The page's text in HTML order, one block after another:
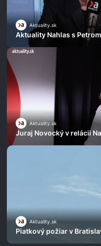
Aktuality.sk
Aktuality Nahlas s
Aktuality.sk
Juraj Novocký v relácii
Aktuality.sk
Piatkový požiar v